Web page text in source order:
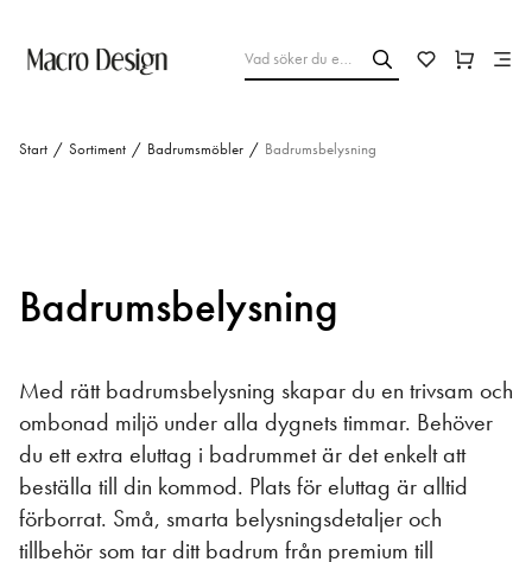
Start / Sortiment / Badrumsmöbler / Badrumsbelysning
Badrumsbelysning
Med rätt badrumsbelysning skapar du en trivsam och
ombonad miljö under alla dygnets timmar. Behöver
du ett extra eluttag i badrummet är det enkelt att
beställa till din kommod. Plats för eluttag är alltid
förborrat. Små, smarta belysningsdetaljer och
tillbehör som tar ditt badrum från premium till